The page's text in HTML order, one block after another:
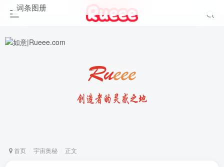
首页 宇宙奥秘 正文
词条图册